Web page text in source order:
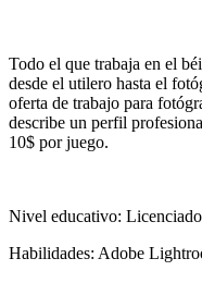
Todo el que trabaja en el
desde el utilero hasta el
oferta de trabajo para
describe un perfil
10$ por juego.
Nivel educativo: Licenciado
Habilidades: Adobe